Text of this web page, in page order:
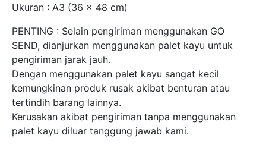
Ukuran : A3 (36 x 48 cm)
PENTING : Selain pengiriman menggunakan GO
SEND, dianjurkan menggunakan palet kayu untuk
pengiriman jarak jauh.
Dengan menggunakan palet kayu sangat kecil
kemungkinan produk rusak akibat benturan atau
tertindih barang lainnya.
Kerusakan akibat pengiriman tanpa menggunakan
palet kayu diluar tanggung jawab kami.